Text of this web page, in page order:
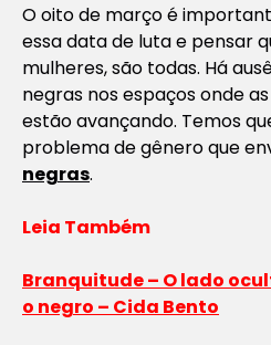
O oito de março é
essa data de luta e pensar
mulheres, são todas. Há
negras nos espaços onde as
estão avançando. Temos
problema de gênero que
negras.
Leia Também
Branquitude – O lado
o negro – Cida Bento